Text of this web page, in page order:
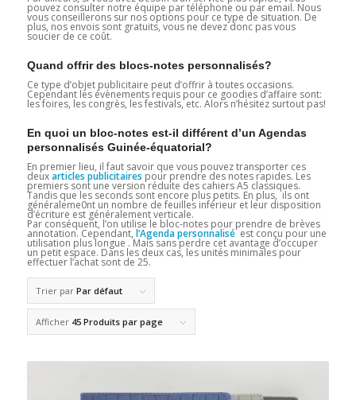
pouvez consulter notre équipe par téléphone ou par email. Nous
vous conseillerons sur nos options pour ce type de situation. De
plus, nos envois sont gratuits, vous ne devez donc pas vous
soucier de ce coût.
Quand offrir des blocs-notes personnalisés?
Ce type d’objet publicitaire peut d’offrir à toutes occasions.
Cependant les évènements requis pour ce goodies d’affaire sont:
les foires, les congrès, les festivals, etc. Alors n’hésitez surtout pas!
En quoi un bloc-notes est-il différent d’un Agendas
personnalisés Guinée-équatorial?
En premier lieu, il faut savoir que vous pouvez transporter ces
deuxarticles publicitaires pour prendre des notes rapides. Les
premiers sont une version réduite des cahiers A5 classiques.
Tandis que les seconds sont encore plus petits. En plus, ils ont
généraleme0nt un nombre de feuilles inférieur et leur disposition
d’écriture est généralement verticale.
Par conséquent, l’on utilise le bloc-notes pour prendre de brèves
annotation. Cependant, l’Agenda personnalisé est conçu pour une
utilisation plus longue . Mais sans perdre cet avantage d’occuper
un petit espace. Dans les deux cas, les unités minimales pour
effectuer l’achat sont de 25.
Trier par Par défaut
Afficher 45 Produits par page